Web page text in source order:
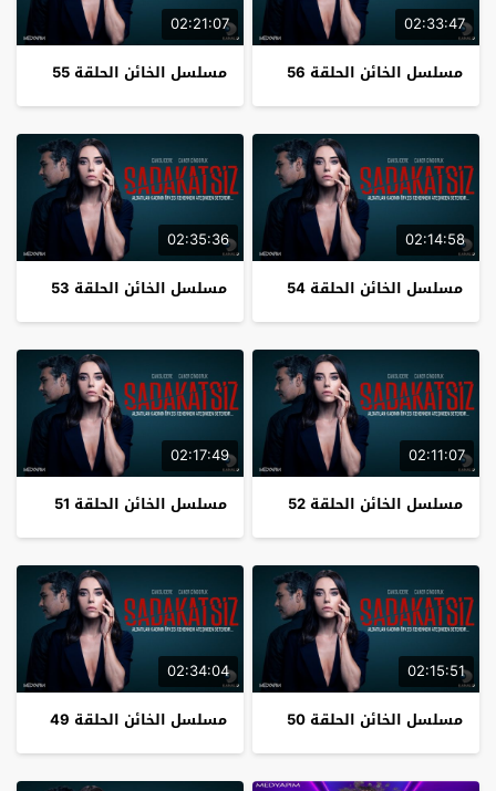
02:33:47
مسلسل الخائن الحلقة 56
02:21:07
مسلسل الخائن الحلقة 55
02:14:58
مسلسل الخائن الحلقة 54
02:35:36
مسلسل الخائن الحلقة 53
02:11:07
مسلسل الخائن الحلقة 52
02:17:49
مسلسل الخائن الحلقة 51
02:15:51
مسلسل الخائن الحلقة 50
02:34:04
مسلسل الخائن الحلقة 49